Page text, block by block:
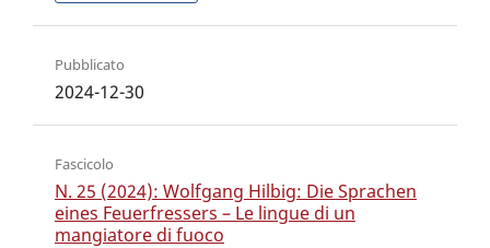
Pubblicato
2024-12-30
Fascicolo
N. 25 (2024): Wolfgang Hilbig: Die Sprachen
eines Feuerfressers – Le lingue di un
mangiatore di fuoco